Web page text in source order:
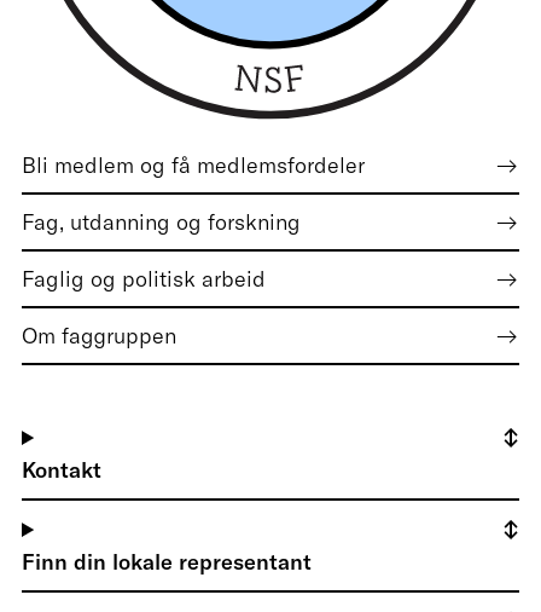
Bli medlem og få medlemsfordeler
Fag, utdanning og forskning
Faglig og politisk arbeid
Om faggruppen
Kontakt
Finn din lokale representant